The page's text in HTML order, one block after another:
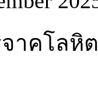
าคโลหิ